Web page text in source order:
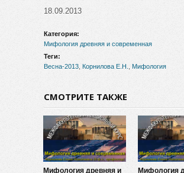
18.09.2013
Категория:
Мифология древняя и современная
Теги:
Весна-2013 Корнилова Е.Н. Мифология
СМОТРИТЕ ТАКЖЕ
Мифология древняя и
Мифология